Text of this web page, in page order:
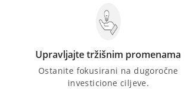
Upravljajte tržišnim promenama
Ostanite fokusirani na dugoročne
investicione ciljeve.